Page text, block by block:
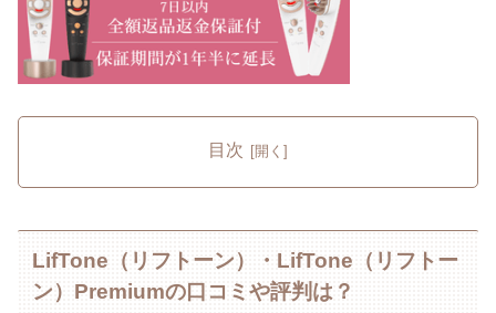
目次
LifTone（リフトーン）・LifTone（リフトー
ン）Premiumの口コミや評判は？